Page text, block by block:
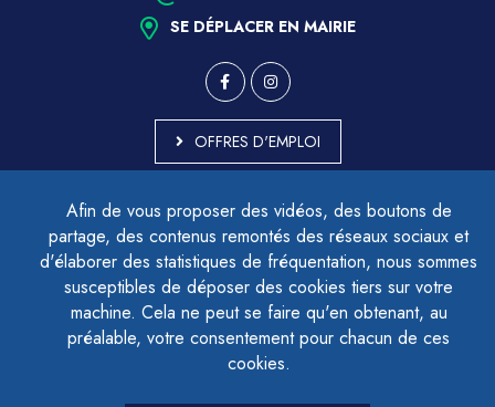
Afin de vous proposer des vidéos, des boutons de
partage, des contenus remontés des réseaux sociaux et
d'élaborer des statistiques de fréquentation, nous sommes
susceptibles de déposer des cookies tiers sur votre
machine. Cela ne peut se faire qu'en obtenant, au
préalable, votre consentement pour chacun de ces
cookies.
SE DÉPLACER EN MAIRIE
OFFRES D'EMPLOI
ACCESSIBILITÉ - PARTIELLEMENT CONFORME
PLAN DU SITE
MENTIONS LÉGALES
CONTACTER LE DÉLÉGUÉ À LA PROTECTION DES DONNÉES
GESTION DES COOKIES